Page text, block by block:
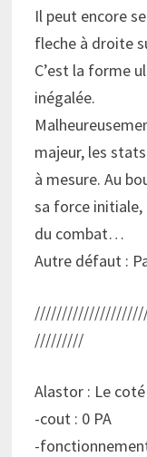
Il peut encore
fleche à droite
C’est la forme
inégalée.
majeur, les
à mesure. Au
sa force
du combat…
Autre défaut :
/////////
Alastor : Le
-cout : 0 PA
-